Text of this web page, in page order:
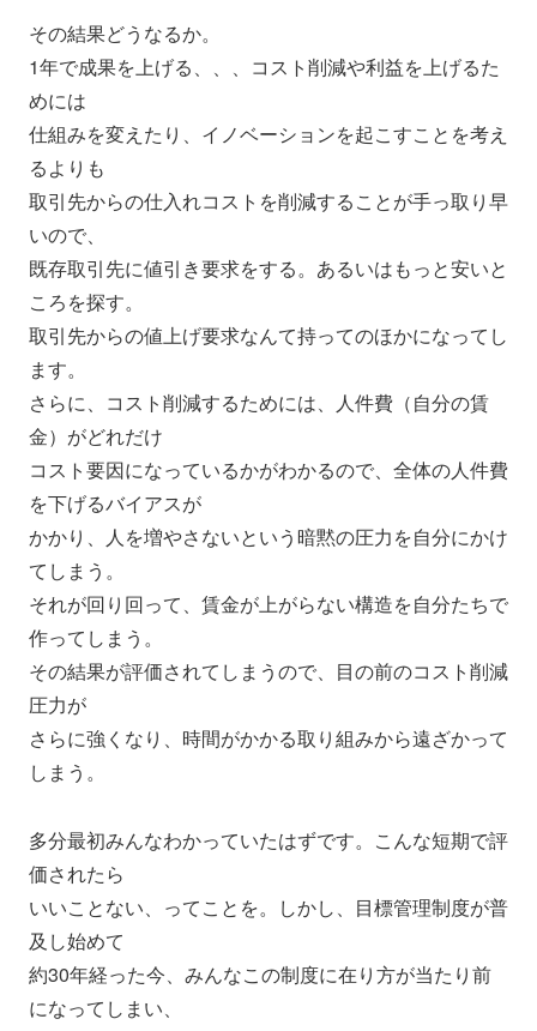
その結果どうなるか。
1年で成果を上げる、、、コスト削減や利益を上げるた
めには
仕組みを変えたり、イノベーションを起こすことを考え
るよりも
取引先からの仕入れコストを削減することが手っ取り早
いので、
既存取引先に値引き要求をする。あるいはもっと安いと
ころを探す。
取引先からの値上げ要求なんて持ってのほかになってし
ます。
さらに、コスト削減するためには、人件費（自分の賃
金）がどれだけ
コスト要因になっているかがわかるので、全体の人件費
を下げるバイアスが
かかり、人を増やさないという暗黙の圧力を自分にかけ
てしまう。
それが回り回って、賃金が上がらない構造を自分たちで
作ってしま う。
その結果が評価されてしまうので、目の前のコスト削減
圧力が
さらに強くなり、時間がかかる取り組みから遠ざかって
しまう。
多分最初みんなわかっていたはずです。こんな短期で評
価されたら
いいことない、ってことを。しかし、目標管理制度が普
及し始めて
約30年経った今、みんなこの制度に在り方が当たり前
になってし まい、